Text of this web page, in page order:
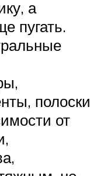
а
пугать.
полоски
от